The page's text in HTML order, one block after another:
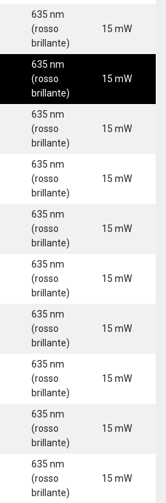
635 nm
(rosso
brillante)
15 mW
635 nm
(rosso
brillante)
15 mW
635 nm
(rosso
brillante)
15 mW
635 nm
(rosso
brillante)
15 mW
635 nm
(rosso
brillante)
15 mW
635 nm
(rosso
brillante)
15 mW
635 nm
(rosso
brillante)
15 mW
635 nm
(rosso
brillante)
15 mW
635 nm
(rosso
brillante)
15 mW
635 nm
(rosso
brillante)
15 mW